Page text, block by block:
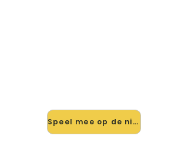
Speel mee op de nieuwe site →